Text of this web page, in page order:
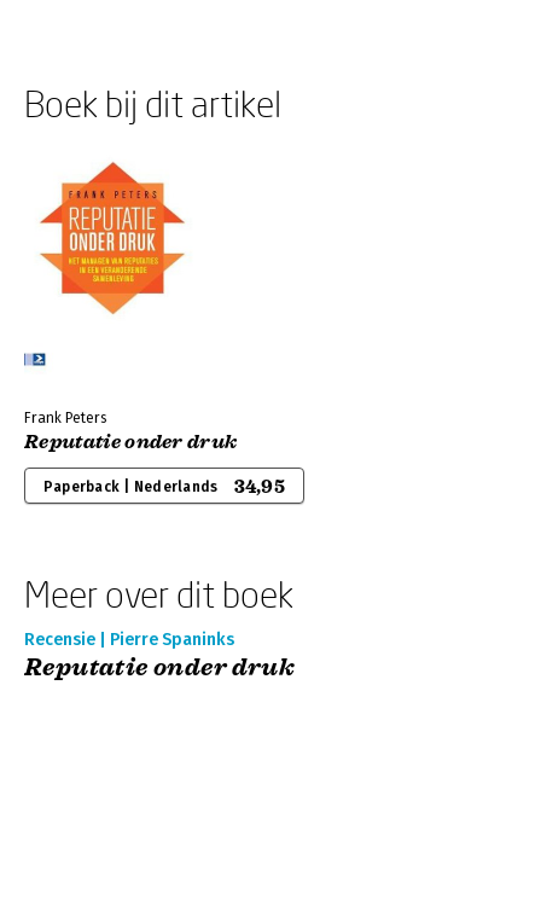
Boek bij dit artikel
Frank Peters
Reputatie onder druk
Paperback | Nederlands 34,95
Meer over dit boek
Recensie | Pierre Spaninks
Reputatie onder druk